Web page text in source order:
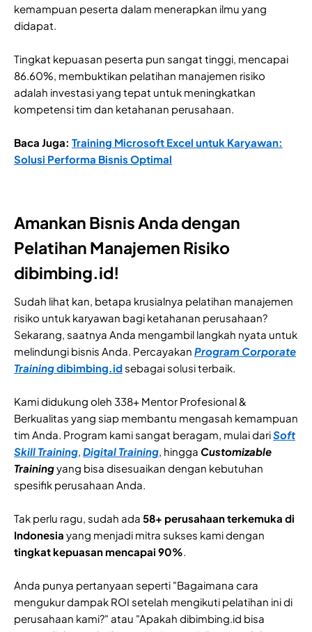
kemampuan peserta dalam menerapkan ilmu yang
didapat.
Tingkat kepuasan peserta pun sangat tinggi, mencapai
86.60%, membuktikan pelatihan manajemen risiko
adalah investasi yang tepat untuk meningkatkan
kompetensi tim dan ketahanan perusahaan.
Baca Juga: Training Microsoft Excel untuk Karyawan:
Solusi Performa Bisnis Optimal
Amankan Bisnis Anda dengan
Pelatihan Manajemen Risiko
dibimbing.id!
Sudah lihat kan, betapa krusialnya pelatihan manajemen
risiko untuk karyawan bagi ketahanan perusahaan?
Sekarang, saatnya Anda mengambil langkah nyata untuk
melindungi bisnis Anda. Percayakan Program Corporate
Trainingdibimbing.idsebagai solusi terbaik.
Kami didukung oleh 338+ Mentor Profesional &
Berkualitas yang siap membantu mengasah kemampuan
tim Anda. Program kami sangat beragam, mulai dariSoft
Skill Training, Digital Training, hingga Customizable
Trainingyang bisa disesuaikan dengan kebutuhan
spesifik perusahaan Anda.
Tak perlu ragu, sudah ada 58+ perusahaan terkemuka di
Indonesia yang menjadi mitra sukses kami dengan
tingkat kepuasan mencapai 90%.
Anda punya pertanyaan seperti "Bagaimana cara
mengukur dampak ROI setelah mengikuti pelatihan ini di
perusahaan kami?" atau "Apakah dibimbing.id bisa